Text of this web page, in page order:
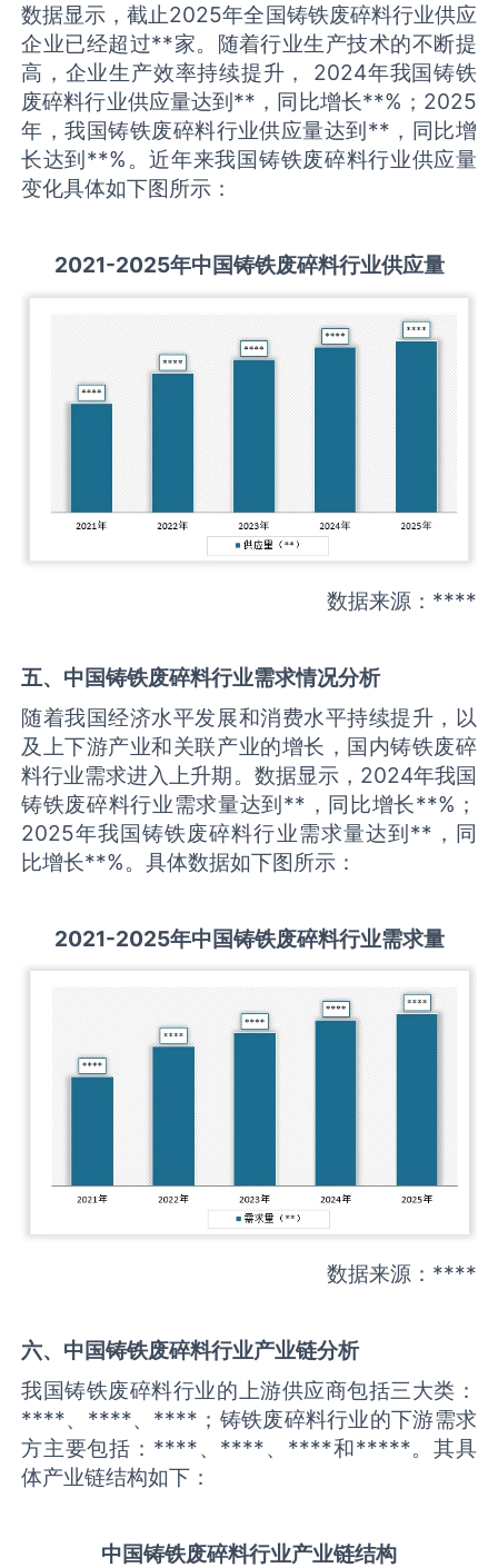
数据显示，截止2025年全国铸铁废碎料行业供应
企业已经超过**家。随着行业生产技术的不断提
高，企业生产效率持续提升， 2024年我国铸铁
废碎料行业供应量达到**，同比增长**%；2025
年，我国铸铁废碎料行业供应量达到**，同比增
长达到**%。近年来我国铸铁废碎料行业供应量
变化具体如下图所示：
2021-2025年中国铸铁废碎料行业供应量
数据来源：****
五、中国铸铁废碎料行业需求情况分析
随着我国经济水平发展和消费水平持续提升，以
及上下游产业和关联产业的增长，国内铸铁废碎
料行业需求进入上升期。数据显示，2024年我国
铸铁废碎料行业需求量达到**，同比增长**%；
2025年我国铸铁废碎料行业需求量达到**，同
比增长**%。具体数据如下图所示：
2021-2025年中国铸铁废碎料行业需求量
数据来源：****
六、中国铸铁废碎料行业产业链分析
我国铸铁废碎料行业的上游供应商包括三大类：
****、****、****；铸铁废碎料行业的下游需求
方主要包括：****、****、****和*****。其具
体产业链结构如下：
中国铸铁废碎料行业产业链结构